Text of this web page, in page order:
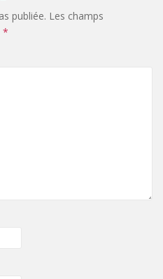
publiée. Les champs
*